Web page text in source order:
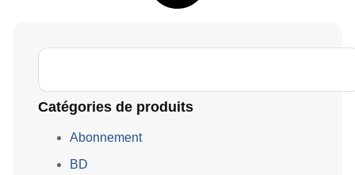
Catégories de produits
Abonnement
BD